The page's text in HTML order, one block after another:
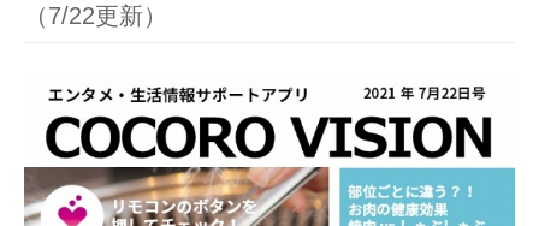
（7/22更新）